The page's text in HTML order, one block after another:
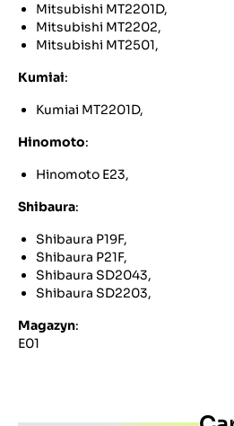
Mitsubishi MT2201D,
Mitsubishi MT2202,
Mitsubishi MT2501,
Kumiai:
Kumiai MT2201D,
Hinomoto:
Hinomoto E23,
Shibaura:
Shibaura P19F,
Shibaura P21F,
Shibaura SD2043,
Shibaura SD2203,
Magazyn:
E01